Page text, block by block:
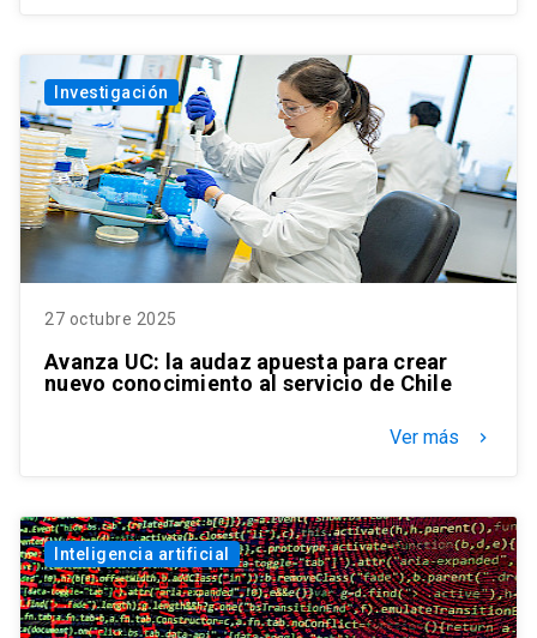
Investigación
27 octubre 2025
Avanza UC: la audaz apuesta para crear
nuevo conocimiento al servicio de Chile
Ver más keyboard_arrow_right
Inteligencia artificial